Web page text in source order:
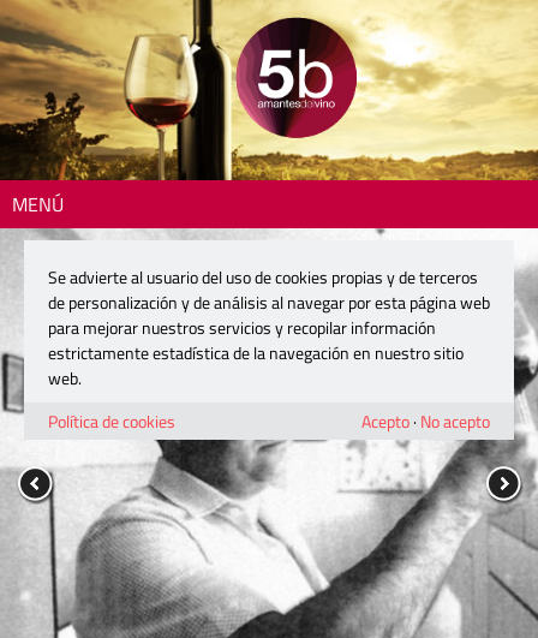
MENÚ
Se advierte al usuario del uso de cookies propias y de terceros
de personalización y de análisis al navegar por esta página web
para mejorar nuestros servicios y recopilar información
estrictamente estadística de la navegación en nuestro sitio
web.
Política de cookies
Acepto· No acepto